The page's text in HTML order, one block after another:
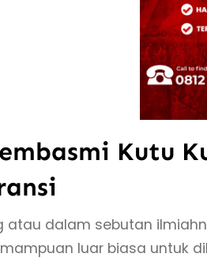
Kutu
atau dalam sebutan
luar biasa untuk